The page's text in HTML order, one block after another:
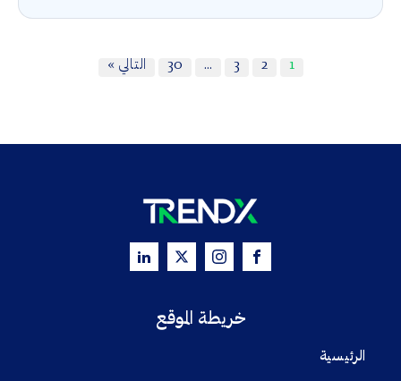
1
2
3
…
30 التالي »
خريطة الموقع
الرئيسية